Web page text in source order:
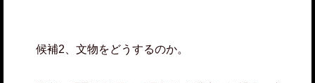
候補2、文物をどうするのか。